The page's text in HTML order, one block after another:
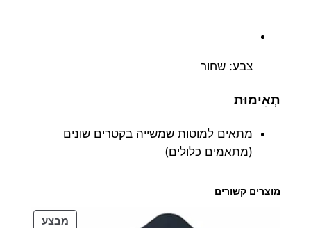
צבע: שחור
תְאִימוּת
מתאים למוטות שמשייה בקטרים ​​שונים
(מתאמים כלולים)
מוצרים קשורים
מבצעמוצרים